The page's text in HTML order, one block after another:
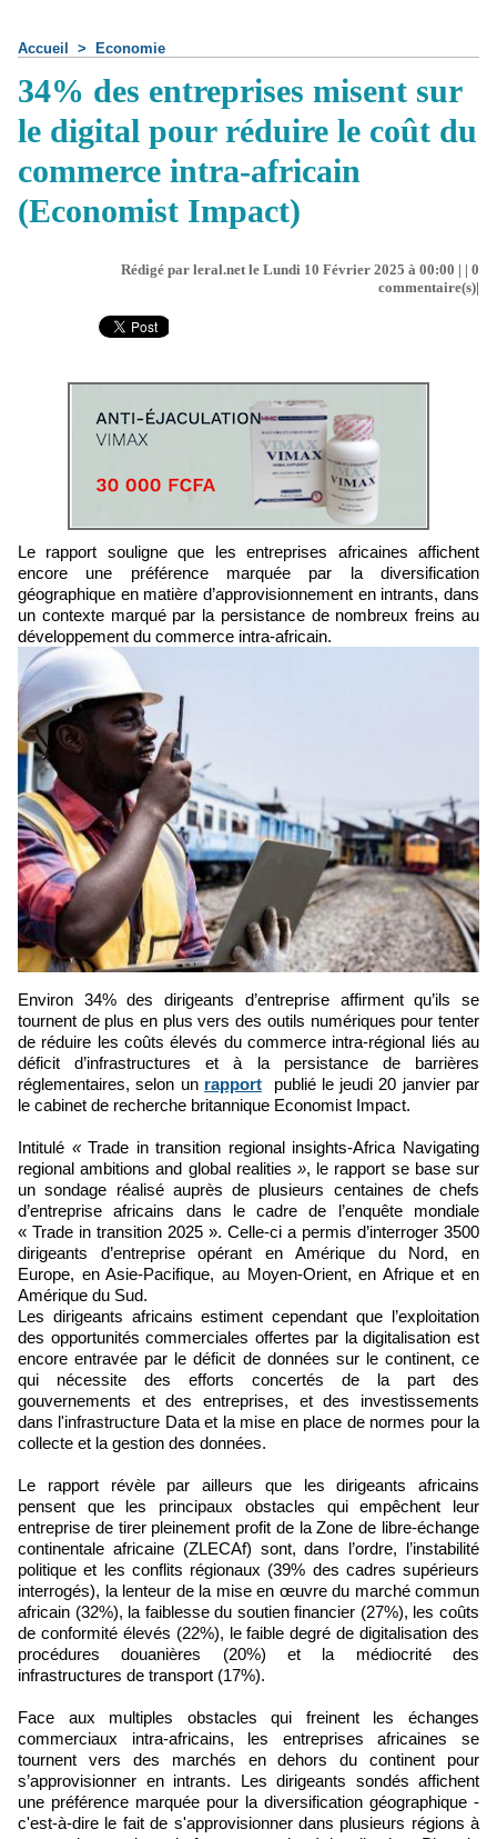
Accueil > Economie
34% des entreprises misent sur
le digital pour réduire le coût du
commerce intra-africain
(Economist Impact)
Rédigé par leral.net le Lundi 10 Février 2025 à 00:00 | | 0
commentaire(s)|
Le rapport souligne que les entreprises africaines affichent
encore une préférence marquée par la diversification
géographique en matière d’approvisionnement en intrants, dans
un contexte marqué par la persistance de nombreux freins au
développement du commerce intra-africain.
Environ 34% des dirigeants d’entreprise affirment qu’ils se
tournent de plus en plus vers des outils numériques pour tenter
de réduire les coûts élevés du commerce intra-régional liés au
déficit d’infrastructures et à la persistance de barrières
réglementaires, selon un rapportpublié le jeudi 20 janvier par
le cabinet de recherche britannique Economist Impact.
Intitulé «Trade in transition regional insights-Africa Navigating
regional ambitions and global realities », le rapport se base sur
un sondage réalisé auprès de plusieurs centaines de chefs
d’entreprise africains dans le cadre de l’enquête mondiale
« Trade in transition 2025 ». Celle-ci a permis d’interroger 3500
dirigeants d’entreprise opérant en Amérique du Nord, en
Europe, en Asie-Pacifique, au Moyen-Orient, en Afrique et en
Amérique du Sud.
Les dirigeants africains estiment cependant que l’exploitation
des opportunités commerciales offertes par la digitalisation est
encore entravée par le déficit de données sur le continent, ce
qui nécessite des efforts concertés de la part des
gouvernements et des entreprises, et des investissements
dans l'infrastructure Data et la mise en place de normes pour la
collecte et la gestion des données.
Le rapport révèle par ailleurs que les dirigeants africains
pensent que les principaux obstacles qui empêchent leur
entreprise de tirer pleinement profit de la Zone de libre-échange
continentale africaine (ZLECAf) sont, dans l’ordre, l’instabilité
politique et les conflits régionaux (39% des cadres supérieurs
interrogés), la lenteur de la mise en œuvre du marché commun
africain (32%), la faiblesse du soutien financier (27%), les coûts
de conformité élevés (22%), le faible degré de digitalisation des
procédures douanières (20%) et la médiocrité des
infrastructures de transport (17%).
Face aux multiples obstacles qui freinent les échanges
commerciaux intra-africains, les entreprises africaines se
tournent vers des marchés en dehors du continent pour
s’approvisionner en intrants. Les dirigeants sondés affichent
une préférence marquée pour la diversification géographique -
c'est-à-dire le fait de s'approvisionner dans plusieurs régions à